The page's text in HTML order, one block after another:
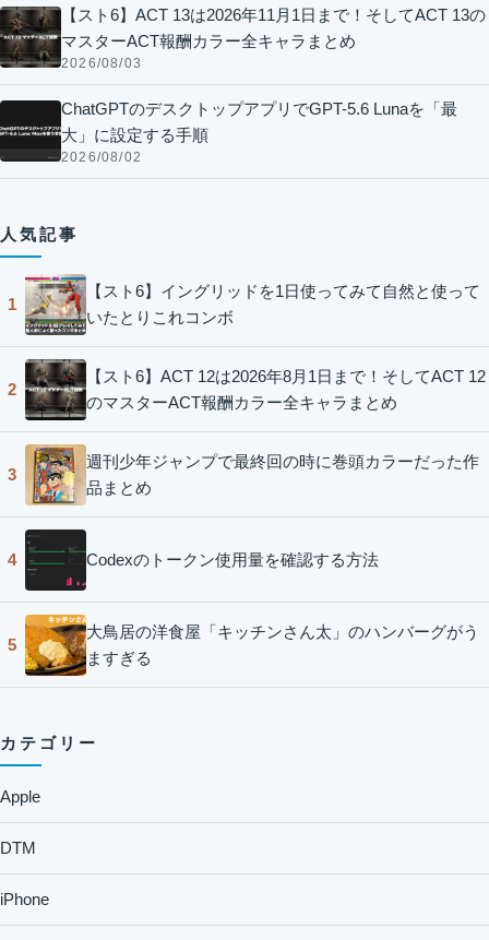
【スト6】ACT 13は2026年11月1日まで！そしてACT 13の
マスターACT報酬カラー全キャラまとめ
2026/08/03
ChatGPTのデスクトップアプリでGPT-5.6 Lunaを「最
大」に設定する手順
2026/08/02
人気記事
1
【スト6】イングリッドを1日使ってみて自然と使って
いたとりこれコンボ
2
【スト6】ACT 12は2026年8月1日まで！そしてACT 12
のマスターACT報酬カラー全キャラまとめ
3
週刊少年ジャンプで最終回の時に巻頭カラーだった作
品まとめ
4 Codexのトークン使用量を確認する方法
5
大鳥居の洋食屋「キッチンさん太」のハンバーグがう
ますぎる
カテゴリー
Apple
DTM
iPhone